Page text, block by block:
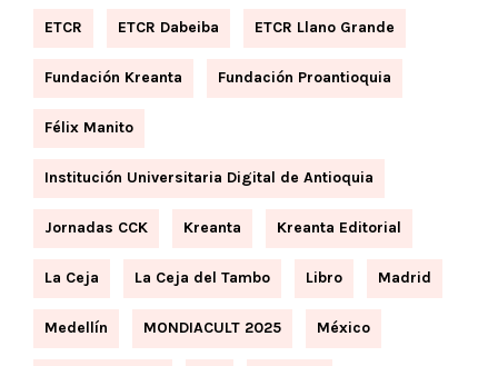
ETCR ETCR Dabeiba ETCR Llano Grande
Fundación Kreanta Fundación Proantioquia
Félix Manito
Institución Universitaria Digital de Antioquia
Jornadas CCK Kreanta Kreanta Editorial
La Ceja La Ceja del Tambo Libro Madrid
Medellín MONDIACULT 2025 México